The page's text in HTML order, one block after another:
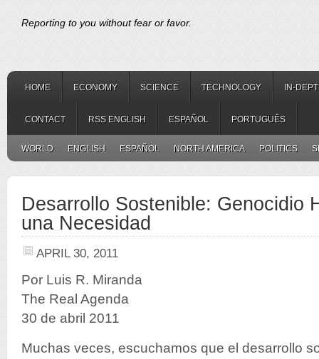
Reporting to you without fear or favor.
HOME ECONOMY SCIENCE TECHNOLOGY IN-
CONTACT RSS ENGLISH ESPAÑOL PORTUGUÊS
WORLD ENGLISH ESPAÑOL NORTH AMERICA POLITICS
Desarrollo Sostenible: Genocidio
una Necesidad
APRIL 30, 2011
Por Luis R. Miranda
The Real Agenda
30 de abril 2011
Muchas veces, escuchamos que el desarrollo